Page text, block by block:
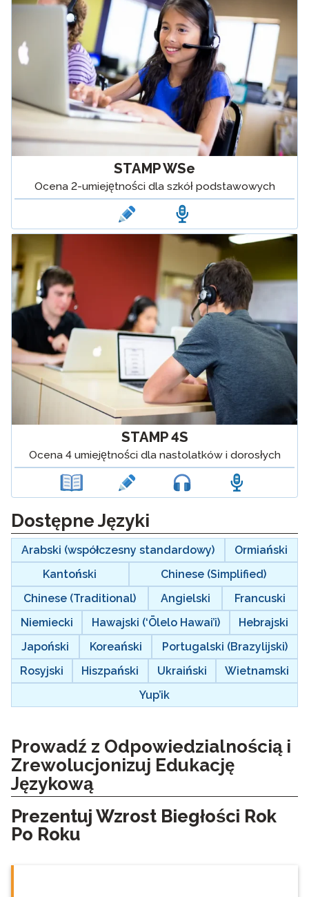
STAMP WSe
Ocena 2-umiejętności dla szkół podstawowych
STAMP 4S
Ocena 4 umiejętności dla nastolatków i dorosłych
langblock:
Dostępne Języki
Arabski (współczesny standardowy)
Ormiański
Kantoński
Chinese (Simplified)
Chinese (Traditional)
Angielski
Francuski
Niemiecki
Hawajski (‘Ōlelo Hawai’i)
Hebrajski
Japoński
Koreański
Portugalski (Brazylijski)
Rosyjski
Hiszpański Ukraiński
Wietnamski
Yup’ik
Prowadź z Odpowiedzialnością i
Zrewolucjonizuj Edukację
Językową
Prezentuj Wzrost Biegłości Rok
Po Roku